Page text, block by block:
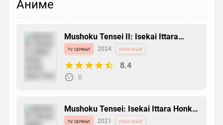
Аниме
Mushoku Tensei II: Isekai Ittara
Honki Dasu Part 2
tv сериал 2024 побочный
8.4
0
Mushoku Tensei: Isekai Ittara Honki
Dasu Part 2
tv сериал 2021 побочный